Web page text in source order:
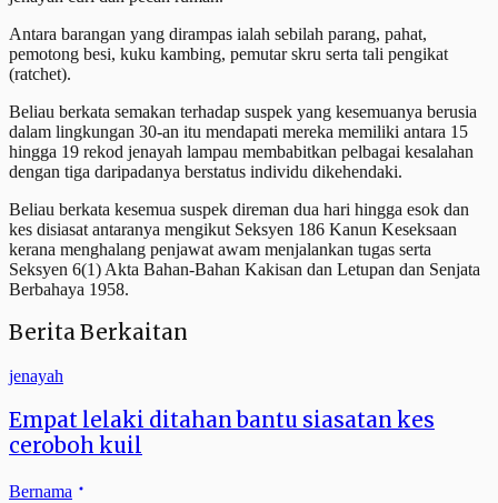
Antara barangan yang dirampas ialah sebilah parang, pahat,
pemotong besi, kuku kambing, pemutar skru serta tali pengikat
(ratchet).
Beliau berkata semakan terhadap suspek yang kesemuanya berusia
dalam lingkungan 30-an itu mendapati mereka memiliki antara 15
hingga 19 rekod jenayah lampau membabitkan pelbagai kesalahan
dengan tiga daripadanya berstatus individu dikehendaki.
Beliau berkata kesemua suspek direman dua hari hingga esok dan
kes disiasat antaranya mengikut Seksyen 186 Kanun Keseksaan
kerana menghalang penjawat awam menjalankan tugas serta
Seksyen 6(1) Akta Bahan-Bahan Kakisan dan Letupan dan Senjata
Berbahaya 1958.
Berita Berkaitan
jenayah
Empat lelaki ditahan bantu siasatan kes
ceroboh kuil
Bernama